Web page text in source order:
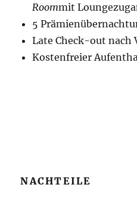
Roommit
5
Late Check-out nach
Kostenfreier
NACHTEILE